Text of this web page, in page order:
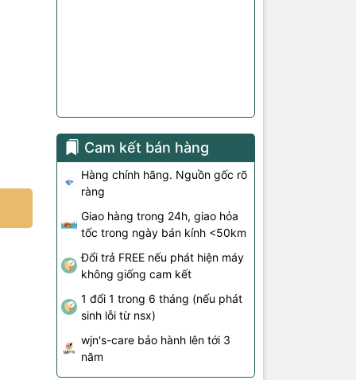
Cam kết bán hàng
Hàng chính hãng. Nguồn gốc rõ
ràng
Giao hàng trong 24h, giao hỏa
tốc trong ngày bán kính <50km
Đổi trả FREE nếu phát hiện máy
không giống cam kết
1 đổi 1 trong 6 tháng (nếu phát
sinh lỗi từ nsx)
wjn's-care bảo hành lên tới 3
năm